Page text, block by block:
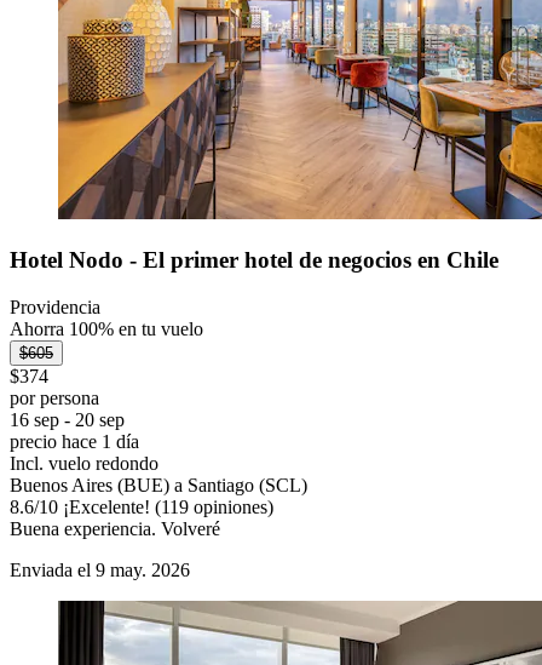
Hotel Nodo - El primer hotel de negocios en Chile
Providencia
Ahorra 100% en tu vuelo
$605
$374
por persona
16 sep - 20 sep
precio hace 1 día
Incl. vuelo redondo
Buenos Aires (BUE) a Santiago (SCL)
8.6/10 ¡Excelente! (119 opiniones)
Buena experiencia. Volveré
Enviada el 9 may. 2026